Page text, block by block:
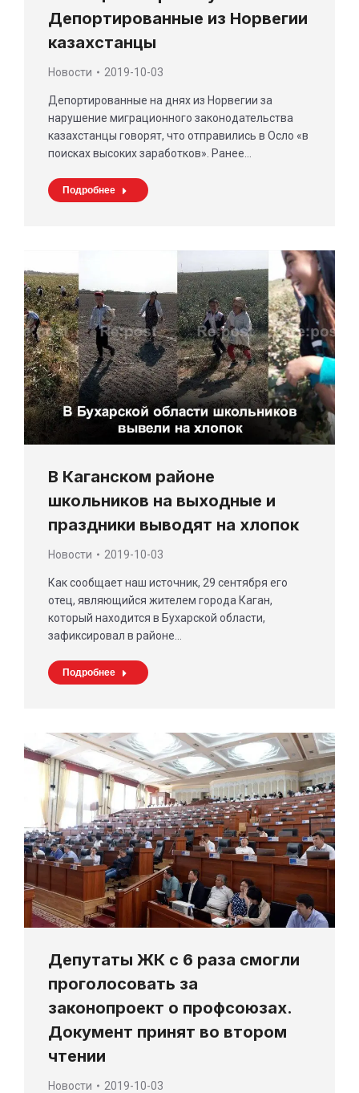
Депортированные из Норвегии
казахстанцы
Новости 2019-10-03
Депортированные на днях из Норвегии за
нарушение миграционного законодательства
казахстанцы говорят, что отправились в Осло «в
поисках высоких заработков». Ранее…
Подробнее
В Каганском районе
школьников на выходные и
праздники выводят на хлопок
Новости 2019-10-03
Как сообщает наш источник, 29 сентября его
отец, являющийся жителем города Каган,
который находится в Бухарской области,
зафиксировал в районе…
Подробнее
Депутаты ЖК с 6 раза смогли
проголосовать за
законопроект о профсоюзах.
Документ принят во втором
чтении
Новости 2019-10-03